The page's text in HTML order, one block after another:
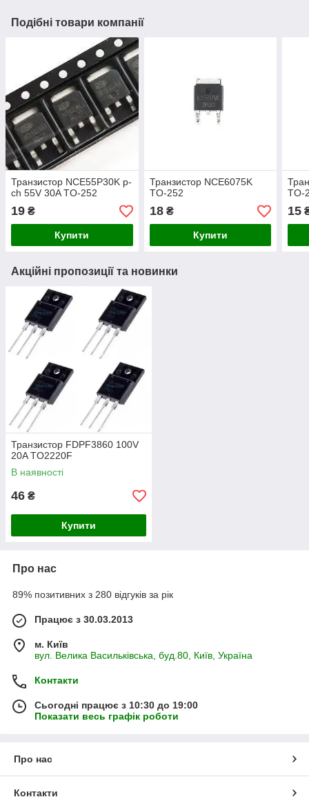
Подібні товари компанії
Транзистор NCE55P30K p-
ch 55V 30A TO-252
19 ₴
Купити
Транзистор NCE6075K
TO-252
18₴
Купити
TO-
15
Акційні пропозиції та новинки
Транзистор FDPF3860 100V
20A TO2220F
В наявності
46 ₴
Купити
Про нас
89% позитивних з 280 відгуків за рік
Працює з 30.03.2013
м. Київ
вул. Велика Васильківська, буд.80, Київ, Україна
Контакти
Сьогодні працює з 10:30 до 19:00
Показати весь графік роботи
Про нас
Контакти